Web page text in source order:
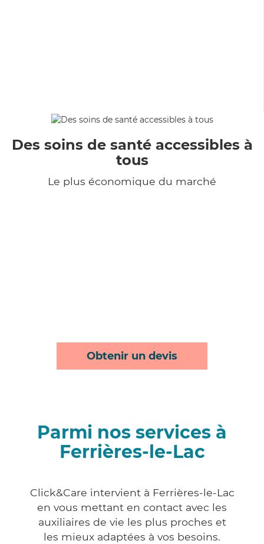
Des soins de santé accessibles à
tous
Le plus économique du marché
Obtenir un devis
Parmi nos services à
Ferrières-le-Lac
Click&Care intervient à Ferrières-le-Lac
en vous mettant en contact avec les
auxiliaires de vie les plus proches et
les mieux adaptées à vos besoins.